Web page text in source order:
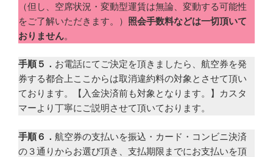
（但し、空席状況・変動型運賃は無論、変動する可能性
をご了解いただきます。） 照会手数料などは一切頂いて
おりません。
手順５． お電話にてご決定を頂きましたら、航空券を発
券する都合上ここからは取消違約料の対象とさせて頂い
ております。【入金決済前も対象となります。】カスタ
マーより丁寧にご説明させて頂いております。
手順６． 航空券の支払いを振込・カード・コンビニ決済
の３通りからお選び頂き、支払期限までにお支払いを頂